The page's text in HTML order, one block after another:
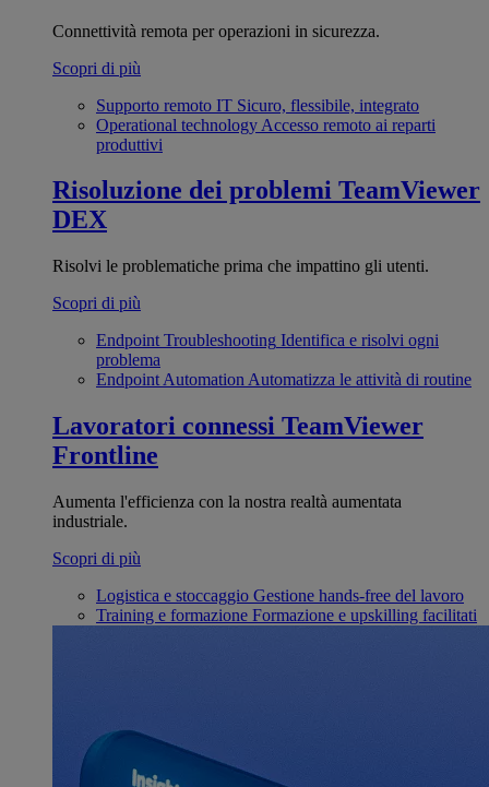
Connettività remota per operazioni in sicurezza.
Scopri di più
Supporto remoto IT Sicuro, flessibile, integrato
Operational technology Accesso remoto ai reparti
produttivi
Risoluzione dei problemi TeamViewer
DEX
Risolvi le problematiche prima che impattino gli utenti.
Scopri di più
Endpoint Troubleshooting Identifica e risolvi ogni
problema
Endpoint Automation Automatizza le attività di routine
Lavoratori connessi TeamViewer
Frontline
Aumenta l'efficienza con la nostra realtà aumentata
industriale.
Scopri di più
Logistica e stoccaggio Gestione hands-free del lavoro
Training e formazione Formazione e upskilling facilitati